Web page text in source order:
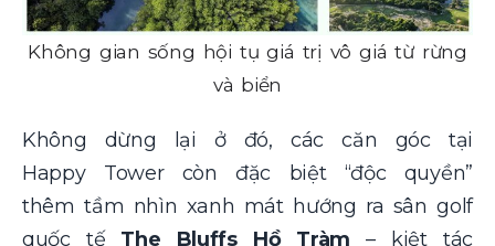
Không gian sống hội tụ giá trị vô giá từ rừng
và biển
Không dừng lại ở đó, các căn góc tại
Happy Tower còn đặc biệt “độc quyền”
thêm tầm nhìn xanh mát hướng ra sân golf
quốc tế The Bluffs Hồ Tràm – kiệt tác